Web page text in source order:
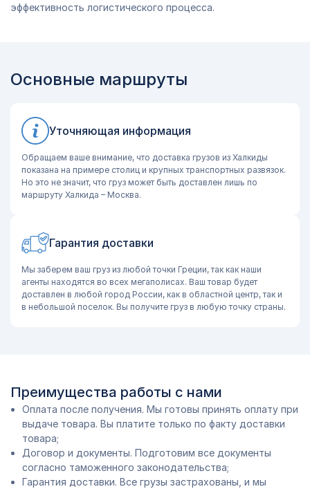
эффективность логистического процесса.
Основные маршруты
Уточняющая информация
Обращаем ваше внимание, что доставка грузов из Халкиды
показана на примере столиц и крупных транспортных развязок.
Но это не значит, что груз может быть доставлен лишь по
маршруту Халкида – Москва.
Гарантия доставки
Мы заберем ваш груз из любой точки Греции, так как наши
агенты находятся во всех мегаполисах. Ваш товар будет
доставлен в любой город России, как в областной центр, так и
в небольшой поселок. Вы получите груз в любую точку страны.
Преимущества работы с нами
Оплата после получения. Мы готовы принять оплату при
выдаче товара. Вы платите только по факту доставки
товара;
Договор и документы. Подготовим все документы
согласно таможенного законодательства;
Гарантия доставки. Все грузы застрахованы, и мы